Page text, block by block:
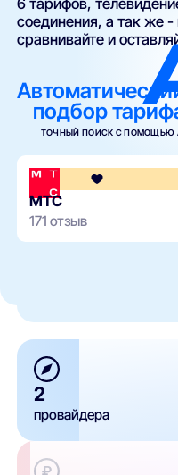
6 тарифов,
соединения, а так же
сравнивайте и
подбор
ТОЧНЫЙ ПОИСК С ПОМОЩЬЮ
МТС
171 отзыв
2
провайдера